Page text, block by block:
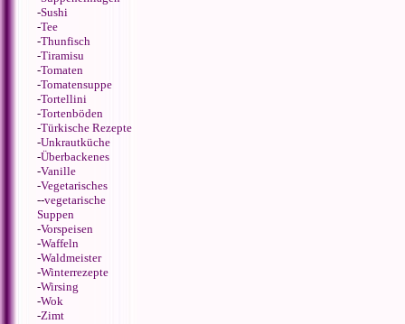
-Sushi
-Tee
-Thunfisch
-Tiramisu
-Tomaten
-Tomatensuppe
-Tortellini
-Tortenböden
-Türkische Rezepte
-Unkrautküche
-Überbackenes
-Vanille
-Vegetarisches
--vegetarische
Suppen
-Vorspeisen
-Waffeln
-Waldmeister
-Winterrezepte
-Wirsing
-Wok
-Zimt